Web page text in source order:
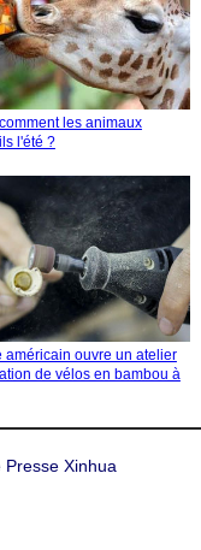
les animaux
l'été ?
américain ouvre un atelier
de vélos en bambou à
Xinhua